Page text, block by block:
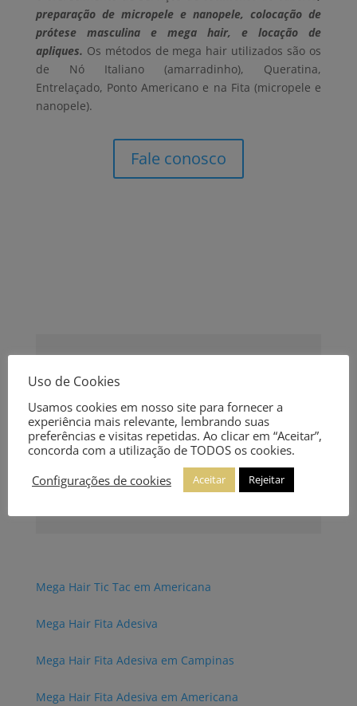
preparação de micropele e nanopele, colocação de
prótese masculina e mega hair, e locação de
apliques. Os métodos de mega hair utilizados são os
de Nó Italiano (amarradinho), Queratina,
Entrelaçado, Ponto Americano e na Fita (micropele e
nanopele).
Fale conosco
Mega Hair Tic Tac em Americana
Mega Hair Fita Adesiva
Mega Hair Fita Adesiva em Campinas
Mega Hair Fita Adesiva em Americana
Uso de Cookies
Usamos cookies em nosso site para fornecer a
experiência mais relevante, lembrando suas
preferências e visitas repetidas. Ao clicar em “Aceitar”,
concorda com a utilização de TODOS os cookies.
Configurações de cookies
Aceitar Rejeitar